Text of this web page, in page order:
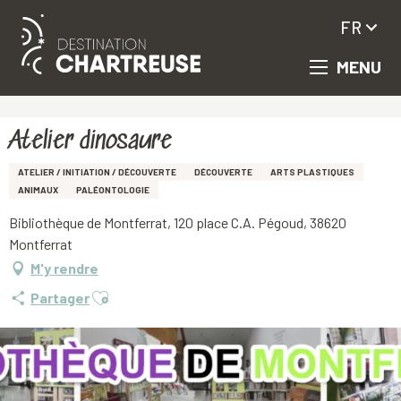
Aller
principal
MENU
FR
Atelier dinosaure
ATELIER / INITIATION / DÉCOUVERTE DÉCOUVERTE
ARTS PLASTIQUES
ANIMAUX
PALÉONTOLOGIE
Bibliothèque de Montferrat, 120 place C.A. Pégoud, 38620
Montferrat
M'y rendre
PartagerAjouter aux favoris